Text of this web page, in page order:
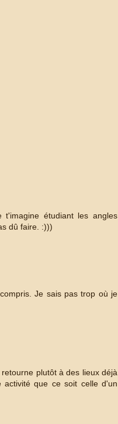
étudiant les angles
dû faire. :)))
Je sais pas trop où je
plutôt à des lieux déjà
activité que ce soit celle d'un